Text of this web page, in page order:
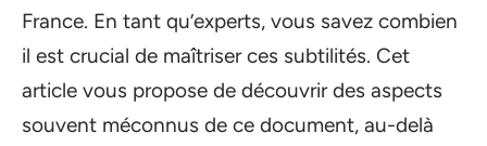
France. En tant qu’experts, vous savez combien
il est crucial de maîtriser ces subtilités. Cet
article vous propose de découvrir des aspects
souvent méconnus de ce document, au-delà